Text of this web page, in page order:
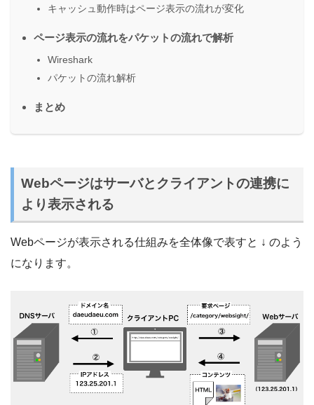
キャッシュ動作時はページ表示の流れが変化
ページ表示の流れをパケットの流れで解析
Wireshark
パケットの流れ解析
まとめ
Webページはサーバとクライアントの連携に
より表示される
Webページが表示される仕組みを全体像で表すと ↓ のよう
になります。